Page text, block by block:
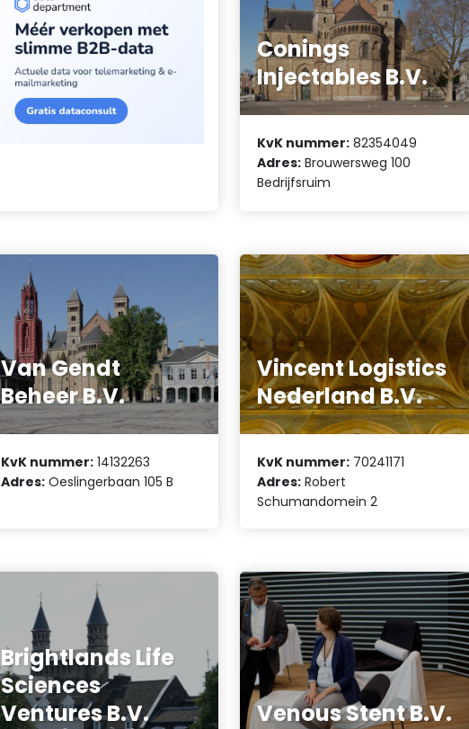
Conings
Injectables B.V.
KvK nummer: 82354049
Adres: Brouwersweg 100
Bedrijfsruim
Van Gendt
Beheer B.V.
KvK nummer: 14132263
Adres: Oeslingerbaan 105 B
Vincent Logistics
Nederland B.V.
KvK nummer: 70241171
Adres: Robert
Schumandomein 2
Brightlands Life
Sciences
Ventures B.V.
Venous Stent B.V.